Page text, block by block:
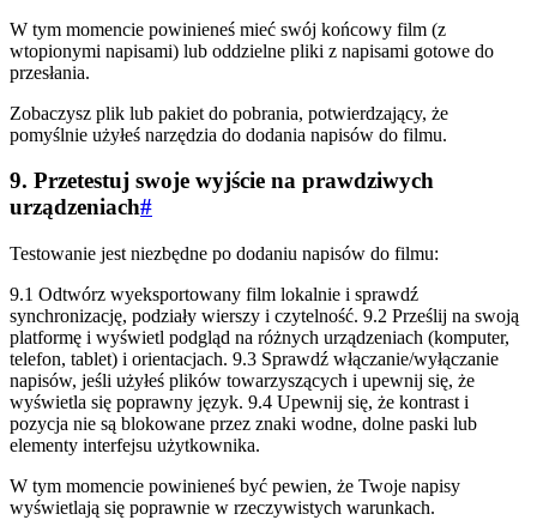
W tym momencie powinieneś mieć swój końcowy film (z
wtopionymi napisami) lub oddzielne pliki z napisami gotowe do
przesłania.
Zobaczysz plik lub pakiet do pobrania, potwierdzający, że
pomyślnie użyłeś narzędzia do dodania napisów do filmu.
9. Przetestuj swoje wyjście na prawdziwych
urządzeniach#
Testowanie jest niezbędne po dodaniu napisów do filmu:
9.1 Odtwórz wyeksportowany film lokalnie i sprawdź
synchronizację, podziały wierszy i czytelność. 9.2 Prześlij na swoją
platformę i wyświetl podgląd na różnych urządzeniach (komputer,
telefon, tablet) i orientacjach. 9.3 Sprawdź włączanie/wyłączanie
napisów, jeśli użyłeś plików towarzyszących i upewnij się, że
wyświetla się poprawny język. 9.4 Upewnij się, że kontrast i
pozycja nie są blokowane przez znaki wodne, dolne paski lub
elementy interfejsu użytkownika.
W tym momencie powinieneś być pewien, że Twoje napisy
wyświetlają się poprawnie w rzeczywistych warunkach.